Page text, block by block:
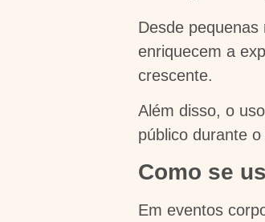
Desde
enriquecem a
crescente.
Além disso, o
público durante
Como se
Em eventos